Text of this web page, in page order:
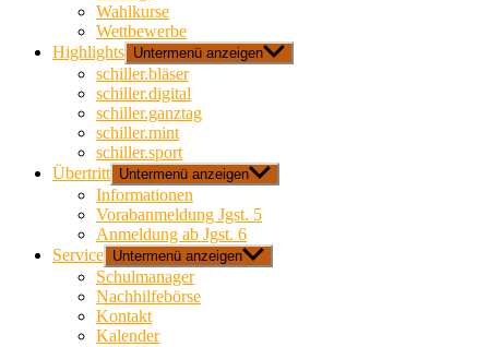
Wahlkurse
Wettbewerbe
Highlights Untermenü anzeigen
schiller.bläser
schiller.digital
schiller.ganztag
schiller.mint
schiller.sport
Übertritt Untermenü anzeigen
Informationen
Vorabanmeldung Jgst. 5
Anmeldung ab Jgst. 6
Service Untermenü anzeigen
Schulmanager
Nachhilfebörse
Kontakt
Kalender